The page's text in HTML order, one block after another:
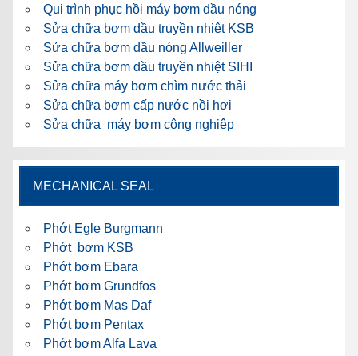
Qui trình phục hồi máy bơm dầu nóng
Sửa chữa bơm dầu truyền nhiệt KSB
Sửa chữa bơm dầu nóng Allweiller
Sửa chữa bơm dầu truyền nhiệt SIHI
Sửa chữa máy bơm chìm nước thải
Sửa chữa bơm cấp nước nồi hơi
Sửa chữa máy bơm công nghiệp
MECHANICAL SEAL
Phớt Egle Burgmann
Phớt bơm KSB
Phớt bơm Ebara
Phớt bơm Grundfos
Phớt bơm Mas Daf
Phớt bơm Pentax
Phớt bơm Alfa Lava